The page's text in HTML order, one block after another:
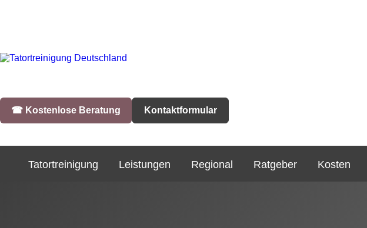
☎︎ Kostenlose Beratung Kontaktformular
Tatortreinigung Leistungen Regional Ratgeber Kosten